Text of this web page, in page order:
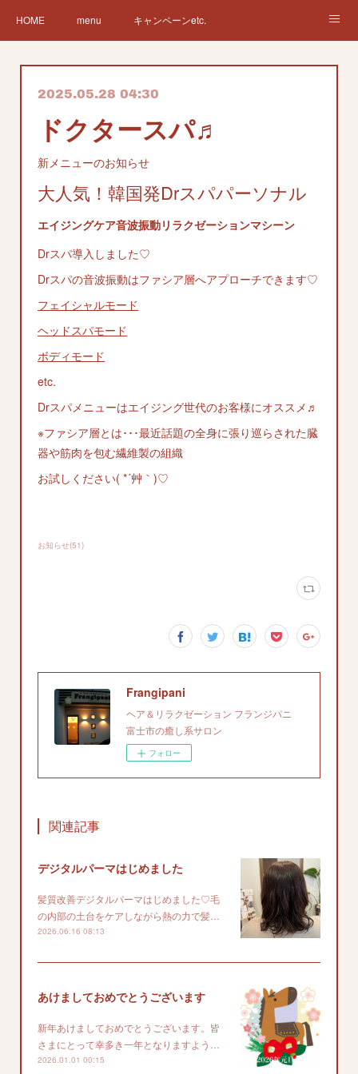
HOME menu キャンペーンetc.
サロン紹介 サービス
2025.05.28 04:30
ドクタースパ♬
新メニューのお知らせ
大人気！韓国発Drスパパーソナル
エイジングケア音波振動リラクゼーションマシーン
Drスパ導入しました♡
Drスパの音波振動はファシア層へアプローチできます♡
フェイシャルモード
ヘッドスパモード
ボディモード
etc.
Drスパメニューはエイジング世代のお客様にオススメ♬
※ファシア層とは･･･最近話題の全身に張り巡らされた臓
器や筋肉を包む繊維製の組織
お試しください( *´艸｀)♡
お知らせ(51)
Frangipani
ヘア＆リラクゼーション フランジパニ
富士市の癒し系サロン
フォロー
関連記事
デジタルパーマはじめました
髪質改善デジタルパーマはじめました♡毛
の内部の土台をケアしながら熱の力で髪…
2026.06.16 08:13
あけましておめでとうございます
新年あけましておめでとうございます。皆
さまにとって幸多き一年となりますよう…
2026.01.01 00:15